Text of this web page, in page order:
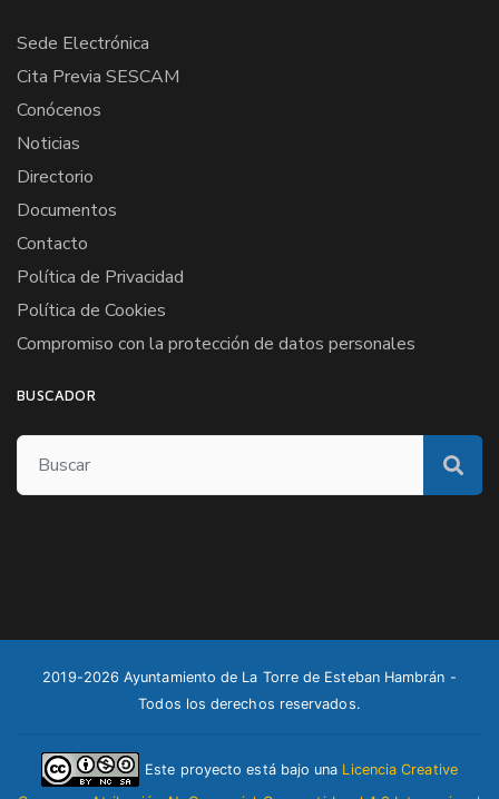
Sede Electrónica
Cita Previa SESCAM
Conócenos
Noticias
Directorio
Documentos
Contacto
Política de Privacidad
Política de Cookies
Compromiso con la protección de datos personales
BUSCADOR
2019-2026 Ayuntamiento de La Torre de Esteban Hambrán -
Todos los derechos reservados.
Este proyecto está bajo una Licencia Creative